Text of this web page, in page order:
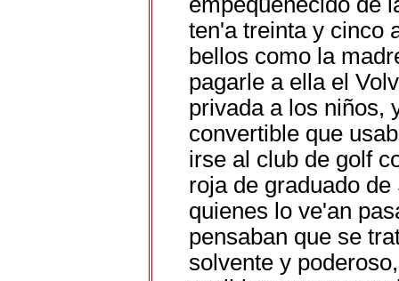
ten'a treinta y cinco
bellos como la
pagarle a ella el
privada a los niños,
convertible que
irse al club de golf
roja de graduado
quienes lo ve'an
pensaban que se
solvente y